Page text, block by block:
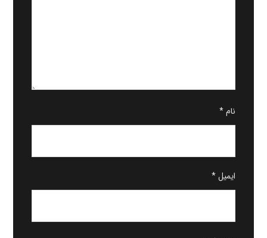
نام*
ایمیل*